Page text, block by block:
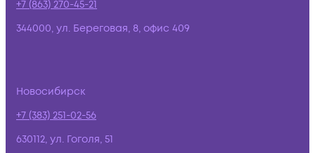
+7 (863) 270-45-21
344000, ул. Береговая, 8, офис 409
Новосибирск
+7 (383) 251-02-56
630112, ул. Гоголя, 51